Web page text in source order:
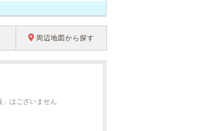
周辺地図から探す
はございません